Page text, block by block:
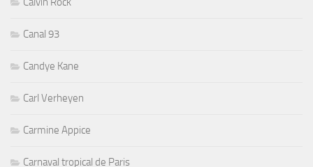
Canal 93
Candye Kane
Carl Verheyen
Carmine Appice
Carnaval tropical de Paris